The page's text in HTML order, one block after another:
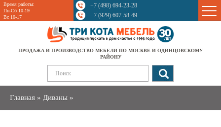
Время работы:
Пн-Сб 10-19
Вс 10-17
+7 (498) 694-23-28
+7 (929) 607-58-49
ПРОДАЖА И ПРОИЗВОДСТВО МЕБЕЛИ ПО МОСКВЕ И ОДИНЦОВСКОМУ
РАЙОНУ
Главная » Диваны »
Sale